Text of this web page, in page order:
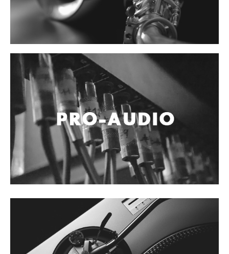
Instrumento
Sonido
Parlante
Video y USB
Espigas y conectores
Accesorios
Otros Instrumentos de Cuerdas
Ukulele
Mandolina
Banjo
Cuerdas